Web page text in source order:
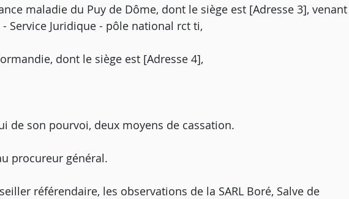
maladie du Puy de Dôme, dont le siège est [Adresse 3], venant
Service Juridique - pôle national rct ti,
dont le siège est [Adresse 4],
de son pourvoi, deux moyens de cassation.
procureur général.
référendaire, les observations de la SARL Boré, Salve de